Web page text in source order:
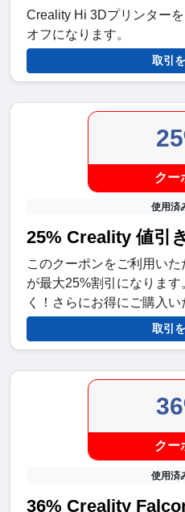
Creality Hi 3Dプリンター
オフになります。
取引
クー
使用済
25% Creality 値引
このクーポンをご利用い
が最大25%割引になりま
く！さらにお得にご購入い
取引
クー
使用済
36% Creality